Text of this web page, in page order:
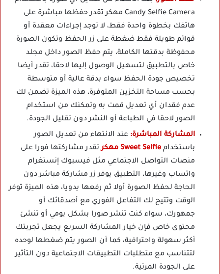
Candy Selfie Camera مهكر تقدر حفظها مباشرة على
هاتفك بخطوة واحدة فقط، لا توجد إجراءات معقدة أو
قوائم طويلة فقط ضغطة على زر الحفظ وتكون الصورة
محفوظة بدقتها الكاملة، يتم حفظ الصور داخل مجلد
خاص بالتطبيق لتسهيل الوصول إليها لاحقا، تقدر أيضا
تخصيص جودة الحفظ سواء بدقة عالية أو متوسطة
بحسب مساحة التخزين المتوفرة، هذه الميزة تضمن لك
عدم فقدان أي تعديل قمت به وتمكنك من استخدام
الصور لاحقا في الطباعة أو النشر دون تقليل الجودة.
المشاركة المباشرة: عند الانتهاء من تعديل الصور
باستخدام
تقدر مشاركتها فورا على
منصات التواصل الاجتماعي مثل فيسبوك إنستغرام
واتساب وغيرها، التطبيق يوفر زر مشاركة مباشر دون
الحاجة لحفظ الصورة أولا ثم رفعها يدويا، هذه الميزة توفر
الوقت وتتيح لك التفاعل الفوري مع أصدقائك أو
جمهورك، سواء كنت تنشر صورا بشكل يومي أو تنشئ
محتوى خاص فإن خيار المشاركة السريع يجعل تجربتك
أكثر سهولة واحترافية، كما أن الصور يتم ضغطها لوحده
لتتناسب مع متطلبات التطبيقات الاجتماعية دون التأثير
على الجودة المرئية.